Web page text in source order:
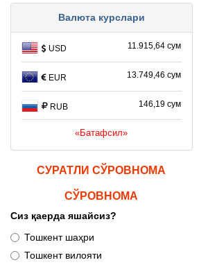
Валюта курслари
USD 11.915,64 сум
EUR 13.749,46 сум
RUB 146,19 сум
«Батафсил»
СУРАТЛИ СЎРОВНОМА
СЎРОВНОМА
Сиз қаерда яшайсиз?
Тошкент шаҳри
Тошкент вилояти